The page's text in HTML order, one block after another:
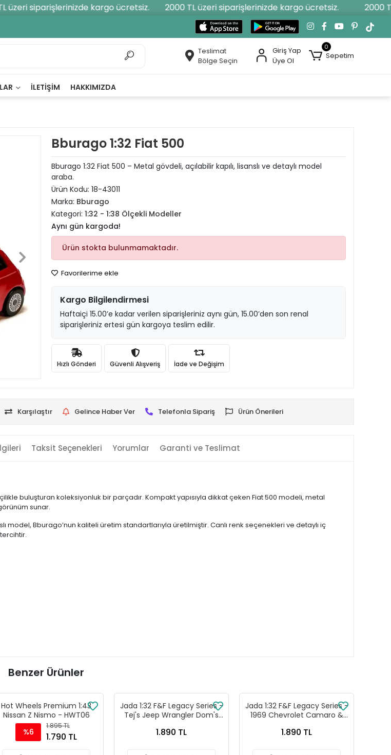
üzeri siparişlerinizde kargo ücretsiz. 2000 TL üzeri siparişlerinizde kargo ücretsiz. 2000
Teslimat
Bölge Seçin
Giriş Yap
Üye Ol
0
Sepetim
İLETIŞIM HAKKIMIZDA
Bburago 1:32 Fiat 500
Bburago 1:32 Fiat 500 – Metal gövdeli, açılabilir kapılı, lisanslı ve detaylı model
araba.
Ürün Kodu: 18-43011
Marka: Bburago
Kategori: 1:32 - 1:38 Ölçekli Modeller
Aynı gün kargoda!
Ürün stokta bulunmamaktadır.
Favorilerime ekle
Kargo Bilgilendirmesi
Haftaiçi 15.00’e kadar verilen siparişleriniz aynı gün, 15.00’den son renal
siparişleriniz ertesi gün kargoya teslim edilir.
Hızlı Gönderi Güvenli Alışveriş İade ve Değişim
Karşılaştır Gelince Haber Ver Telefonla Sipariş Ürün Önerileri
Taksit Seçenekleri Yorumlar Garanti ve Teslimat
buluşturan koleksiyonluk bir parçadır. Kompakt yapısıyla dikkat çeken Fiat 500 modeli, metal
sunar.
model, Bburago’nun kaliteli üretim standartlarıyla üretilmiştir. Canlı renk seçenekleri ve detaylı iç
Benzer Ürünler
Hot Wheels Premium 1:43
Nissan Z Nismo - HWT06
%6
1.895 TL
1.790 TL
Jada 1:32 F&F Legacy Series -
Tej's Jeep Wrangler Dom's
Araba Seti
1.890 TL
Jada 1:32 F&F Legacy Series -
1969 Chevrolet Camaro &
Widebody İkili Araba Seti
1.890 TL